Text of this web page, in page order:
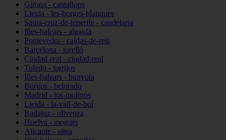
Girona - cantallops
Lleida - les-borges-blanques
Santa-cruz-de-tenerife - candelaria
Illes-balears - algaida
Pontevedra - caldas-de-reis
Barcelona - torelló
Ciudad-real - ciudad-real
Toledo - torrijos
Illes-balears - bunyola
Burgos - belorado
Madrid - los-molinos
Lleida - la-vall-de-boí
Badajoz - olivenza
Huelva - moguer
Alicante - altea